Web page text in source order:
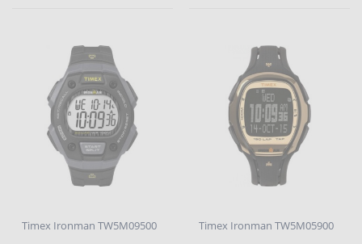
Timex Ironman TW5M09500 Timex Ironman TW5M05900